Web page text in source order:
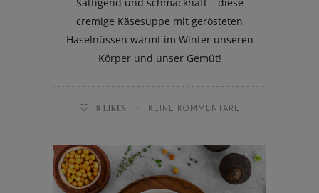
cremige Käsesuppe mit gerösteten
Haselnüssen wärmt im Winter unseren
Körper und unser Gemüt!
8 LIKES KEINE KOMMENTARE